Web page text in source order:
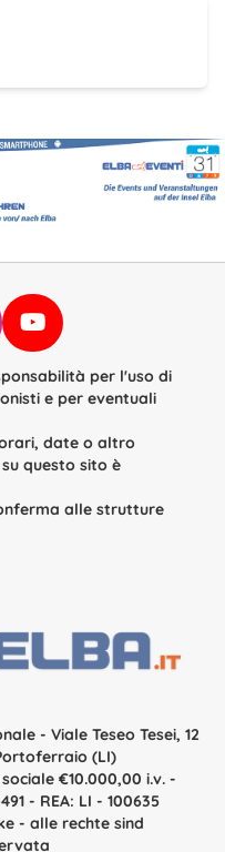
Facebook
su Instagram
Infoelba su YouTube
per l'uso di
e per eventuali
date o altro
questo sito è
alle strutture
- Viale Teseo Tesei, 12
(LI)
sociale €10.000,00 i.v. -
- REA: LI - 100635
- alle rechte sind